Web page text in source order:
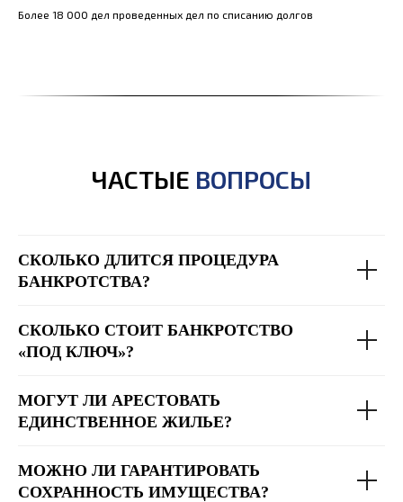
Более 18 000 дел проведенных дел по списанию долгов
ЧАСТЫЕ ВОПРОСЫ
СКОЛЬКО ДЛИТСЯ ПРОЦЕДУРА
БАНКРОТСТВА?
СКОЛЬКО СТОИТ БАНКРОТСТВО
«ПОД КЛЮЧ»?
МОГУТ ЛИ АРЕСТОВАТЬ
ЕДИНСТВЕННОЕ ЖИЛЬЕ?
МОЖНО ЛИ ГАРАНТИРОВАТЬ
СОХРАННОСТЬ ИМУЩЕСТВА?